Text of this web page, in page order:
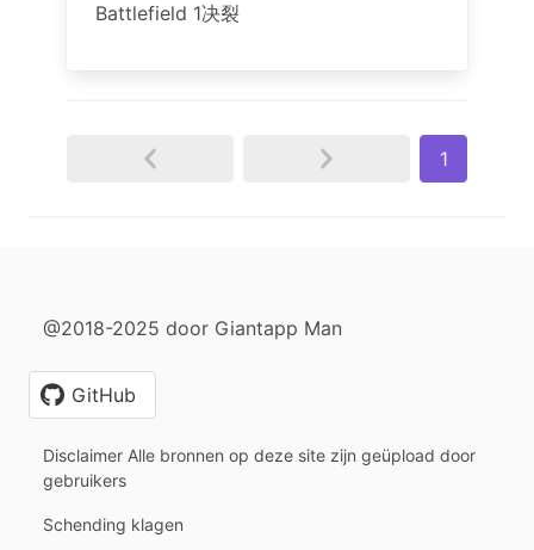
Battlefield 1决裂
1
@2018-2025 door Giantapp Man
GitHub
Disclaimer Alle bronnen op deze site zijn geüpload door
gebruikers
Schending klagen